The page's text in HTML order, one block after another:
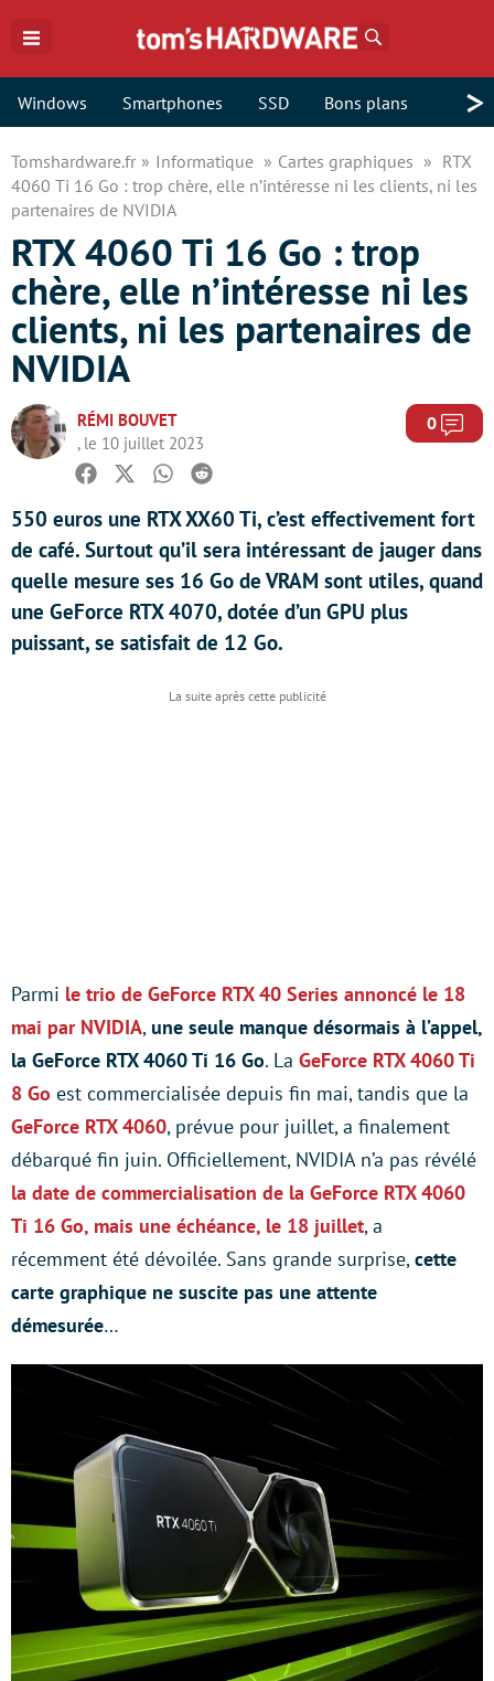
Windows Smartphones SSD Bons plans >
Tomshardware.fr Informatique Cartes graphiques
RTX
4060 Ti 16 Go : trop chère, elle n’intéresse ni les clients, ni les
partenaires de NVIDIA
RTX 4060 Ti 16 Go : trop
chère, elle n’intéresse ni les
clients, ni les partenaires de
NVIDIA
RÉMI BOUVET
, le 10 juillet 2023
0
Facebook
TwitterWhatsapp
Reddit
550 euros une RTX XX60 Ti, c’est effectivement fort
de café. Surtout qu’il sera intéressant de jauger dans
quelle mesure ses 16 Go de VRAM sont utiles, quand
une GeForce RTX 4070, dotée d’un GPU plus
puissant, se satisfait de 12 Go.
Parmi le trio de GeForce RTX 40 Series annoncé le 18
mai par NVIDIA, une seule manque désormais à l’appel,
la GeForce RTX 4060 Ti 16 Go. La GeForce RTX 4060 Ti
8 Go est commercialisée depuis fin mai, tandis que la
GeForce RTX 4060, prévue pour juillet, a finalement
débarqué fin juin. Officiellement, NVIDIA n’a pas révélé
la date de commercialisation de la GeForce RTX 4060
Ti 16 Go, mais une échéance, le 18 juillet, a
récemment été dévoilée. Sans grande surprise,cette
carte graphique ne suscite pas une attente
démesurée…